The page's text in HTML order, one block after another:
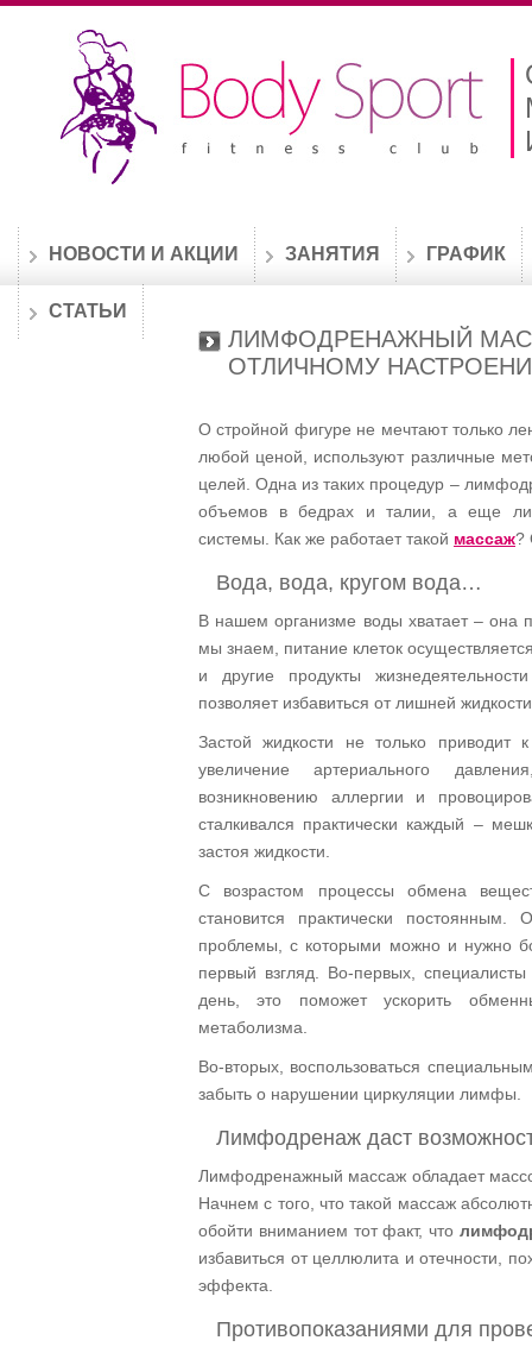
НОВОСТИ И АКЦИИ ЗАНЯТИЯ ГРАФИК
СТАТЬИ
ЛИМФОДРЕНАЖНЫЙ
ОТЛИЧНОМУ
О стройной фигуре не мечтают только
любой ценой, используют различные
целей. Одна из таких процедур –
объемов в бедрах и талии, а еще
системы. Как же работает такой массаж?
Вода, вода, кругом вода…
В нашем организме воды хватает – она
мы знаем, питание клеток
и другие продукты
позволяет избавиться от лишней
Застой жидкости не только
увеличение артериального
возникновению аллергии и
сталкивался практически каждый –
застоя жидкости.
С возрастом процессы обмена
становится практически
проблемы, с которыми можно и нужно
первый взгляд. Во-первых,
день, это поможет ускорить
метаболизма.
Во-вторых, воспользоваться
забыть о нарушении циркуляции лимфы.
Лимфодренаж даст
Лимфодренажный массаж обладает
Начнем с того, что такой массаж
обойти вниманием тот факт, что
избавиться от целлюлита и отечности,
эффекта.
Противопоказаниями для